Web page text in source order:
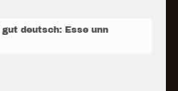
deutsch: Esse unn